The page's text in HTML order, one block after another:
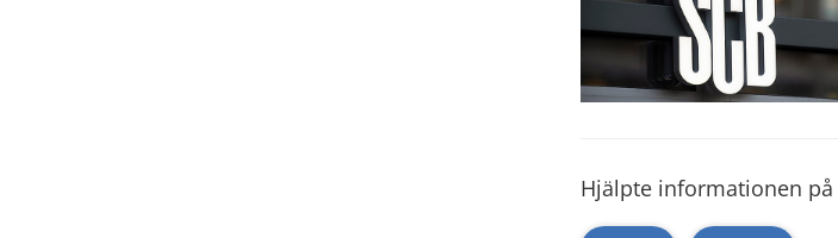
Hjälpte informationen på